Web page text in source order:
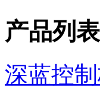
产品列表
深蓝控